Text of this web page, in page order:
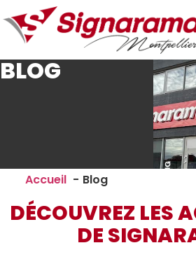
BLOG
Accueil Blog
DÉCOUVREZ LES
DE